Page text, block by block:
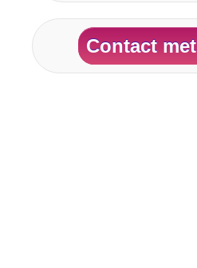
Contact